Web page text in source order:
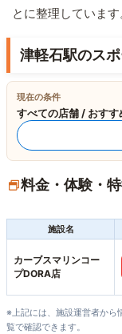
とに整理しています
津軽石駅のス
現在の条件
すべての店舗 / おすす
料金・体験・
施設名
カーブスマリンコー
プDORA店
※上記には、施設運営者から
覧で確認できます。